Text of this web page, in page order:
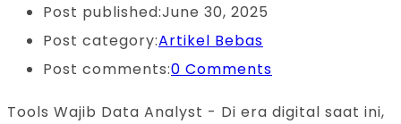
Post published:June 30, 2025
Post category:Artikel Bebas
Post comments:0 Comments
Tools Wajib Data Analyst - Di era digital saat ini,